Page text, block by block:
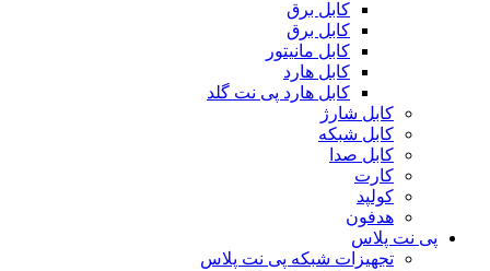
کابل برق
کابل برق
کابل مانیتور
کابل هارد
کابل هارد پی نت گلد
کابل شارژ
کابل شبکه
کابل صدا
کارت
کولپد
هدفون
پی نت پلاس
تجهیزات شبکه پی نت پلاس